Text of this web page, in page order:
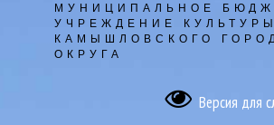
МУНИЦИПАЛЬНОЕ
УЧРЕЖДЕНИЕ КУЛЬТУРЫ
КАМЫШЛОВСКОГО
ОКРУГА
Версия для